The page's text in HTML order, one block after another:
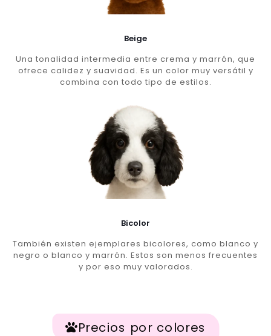
Beige
Una tonalidad intermedia entre crema y marrón, que
ofrece calidez y suavidad. Es un color muy versátil y
combina con todo tipo de estilos.
Bicolor
También existen ejemplares bicolores, como blanco y
negro o blanco y marrón. Estos son menos frecuentes
y por eso muy valorados.
Precios por colores